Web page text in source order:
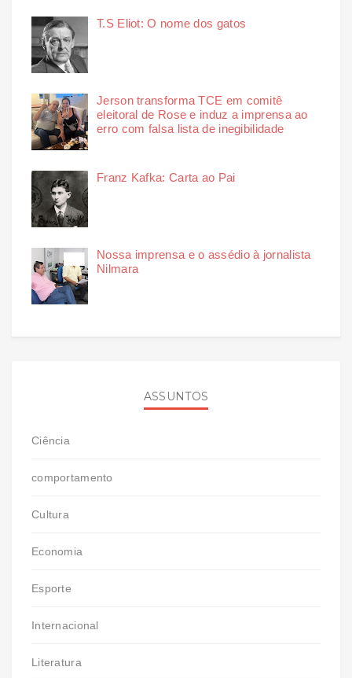
T.S Eliot: O nome dos gatos
Jerson transforma TCE em comitê
eleitoral de Rose e induz a imprensa ao
erro com falsa lista de inegibilidade
Franz Kafka: Carta ao Pai
Nossa imprensa e o assédio à jornalista
Nilmara
ASSUNTOS
Ciência
comportamento
Cultura
Economia
Esporte
Internacional
Literatura